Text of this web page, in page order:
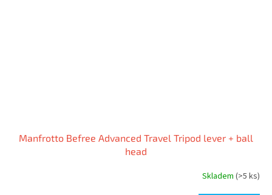
Manfrotto Befree Advanced Travel Tripod lever + ball
head
Skladem (>5 ks)